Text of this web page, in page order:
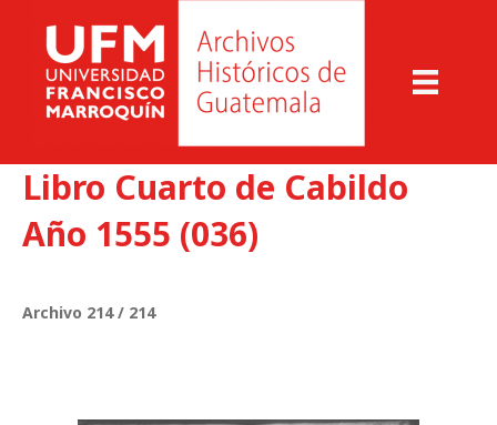
Libro Cuarto de Cabildo
Año 1555 (036)
Archivo 214 / 214